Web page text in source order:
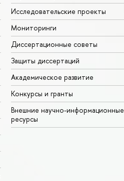
Исследовательские проекты
Мониторинги
Диссертационные советы
Защиты диссертаций
Академическое развитие
Конкурсы и гранты
Внешние научно-информационные
ресурсы